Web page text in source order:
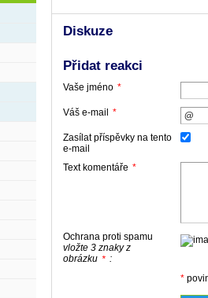
Diskuze
Přidat reakci
Vaše jméno *
Váš e-mail *
Zasílat příspěvky na tento
e-mail
Text komentáře *
Ochrana proti spamu
vložte 3 znaky z
obrázku * :
*